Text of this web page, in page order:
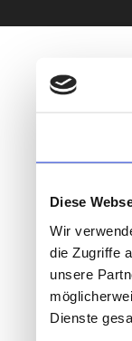
Diese
Wir
die Zugriffe
unsere
Dienste